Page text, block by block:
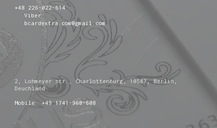
+48 226-022-614
Viber
bcardextra.com@gmail.com
2, Lohmeyer str., Charlottenburg, 10587, Berlin,
Deuchland
Mobile: +49 1741-968-608